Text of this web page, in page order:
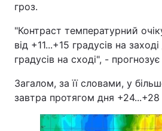
гроз.
"Контраст температурний
від +11...+15 градусів на
градусів на сході", -
Загалом, за її словами, у
завтра протягом дня +24...+28